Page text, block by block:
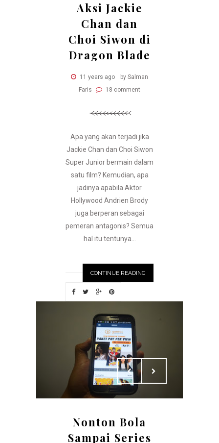
Aksi Jackie
Chan dan
Choi Siwon di
Dragon Blade
11 years ago
by Salman
Faris
18 comment
Apa yang akan terjadi jika
Jackie Chan dan Choi Siwon
Super Junior bermain dalam
satu film? Kemudian, apa
jadinya apabila Aktor
Hollywood Andrien Brody
juga berperan sebagai
pemeran antagonis? Semua
hal itu tentunya...
CONTINUE READING
Nonton Bola
Sampai Series